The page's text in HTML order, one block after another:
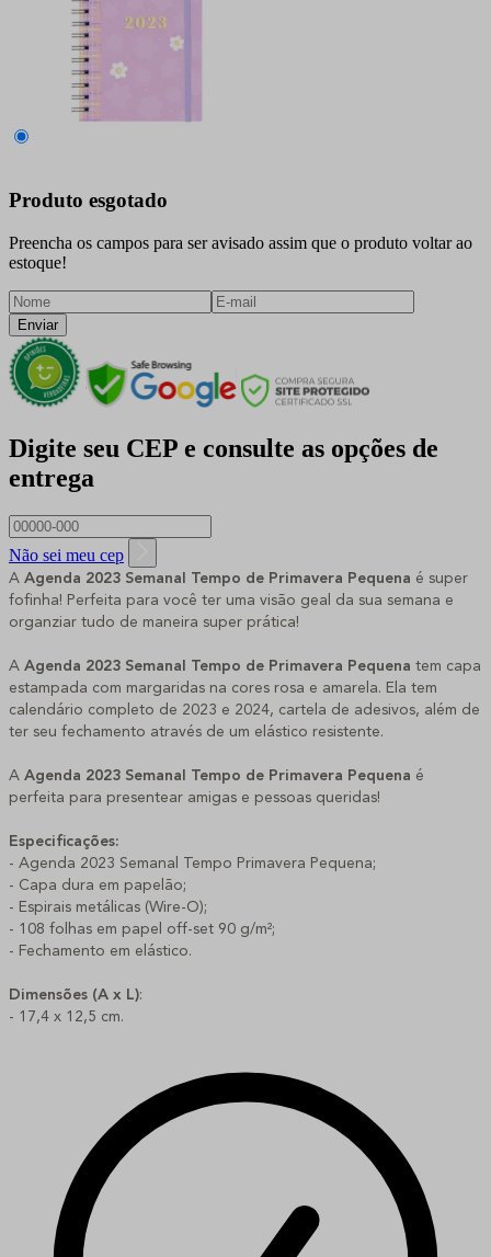
Produto esgotado
Preencha os campos para ser avisado assim que o produto voltar ao
estoque!
Enviar
Digite seu CEP e consulte as opções de
entrega
Não sei meu cep
A Agenda 2023 Semanal Tempo de Primavera Pequena é super
fofinha! Perfeita para você ter uma visão geal da sua semana e
organziar tudo de maneira super prática!
A Agenda 2023 Semanal Tempo de Primavera Pequena tem capa
estampada com margaridas na cores rosa e amarela. Ela tem
calendário completo de 2023 e 2024, cartela de adesivos, além de
ter seu fechamento através de um elástico resistente.
A Agenda 2023 Semanal Tempo de Primavera Pequena é
perfeita para presentear amigas e pessoas queridas!
Especificações:
- Agenda 2023 Semanal Tempo Primavera Pequena;
- Capa dura em papelão;
- Espirais metálicas (Wire-O);
- 108 folhas em papel off-set 90 g/m²;
- Fechamento em elástico.
Dimensões (A x L):
- 17,4 x 12,5 cm.